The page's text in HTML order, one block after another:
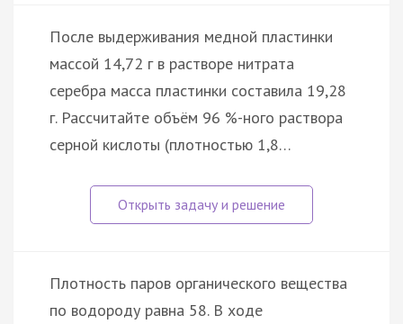
После выдерживания медной пластинки
массой 14,72 г в растворе нитрата
серебра масса пластинки составила 19,28
г. Рассчитайте объём 96 %-ного раствора
серной кислоты (плотностью 1,8…
Плотность паров органического вещества
по водороду равна 58. В ходе